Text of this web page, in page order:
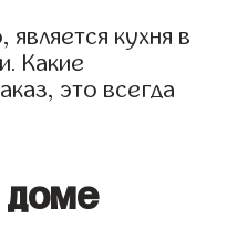
кухня в
Какие
это всегда